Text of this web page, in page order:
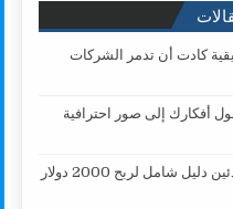
7 كوارث حقيقية كادت أن تدمر الشركات
أفكارك إلى صور احترافية
أفضل طرق الربح من ChatGPT للمبتدئين دليل شامل لربح 2000 دولار